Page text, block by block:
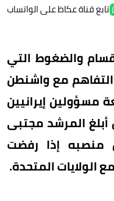
تابع قناة عكاظ على الواتساب
والضغوط التي
مع واشنطن
مسؤولين إيرانيين
المرشد مجتبى
منصبه إذا رفضت
الولايات المتحدة.